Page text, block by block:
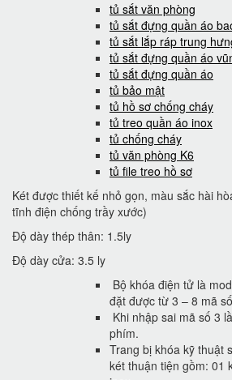
tủ sắt văn phòng
tủ sắt đựng quần áo
tủ sắt lắp ráp trung
tủ sắt đựng quần áo
tủ sắt đựng quần áo
tủ bảo mật
tủ hồ sơ chống cháy
tủ treo quần áo inox
tủ chống cháy
tủ văn phòng K6
tủ file treo hồ sơ
Két được thiết kế nhỏ gọn, màu sắc hài
tĩnh điện chống trầy xước)
Độ dày thép thân: 1.5ly
Độ dày cửa: 3.5 ly
Bộ khóa điện tử là
đặt được từ 3 – 8 mã
Khi nhập sai mã số 3
phím.
Trang bị khóa kỹ thuật
két thuận tiện gồm: 01